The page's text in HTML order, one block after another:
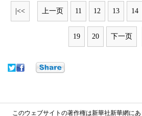
|<< 上一页 11 12 13 14
19 20 下一页
このウェブサイトの著作権は新華社新華網に